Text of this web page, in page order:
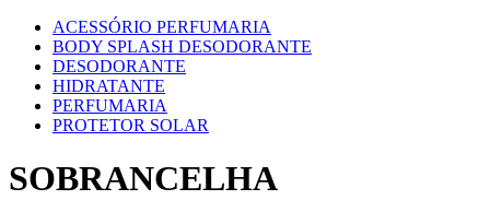
ACESSÓRIO PERFUMARIA
BODY SPLASH DESODORANTE
DESODORANTE
HIDRATANTE
PERFUMARIA
PROTETOR SOLAR
SOBRANCELHA